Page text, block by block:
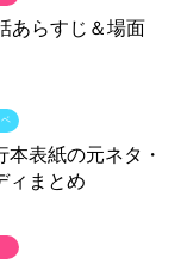
あらすじ＆場面
本表紙の元ネタ・
ィまとめ
ベ